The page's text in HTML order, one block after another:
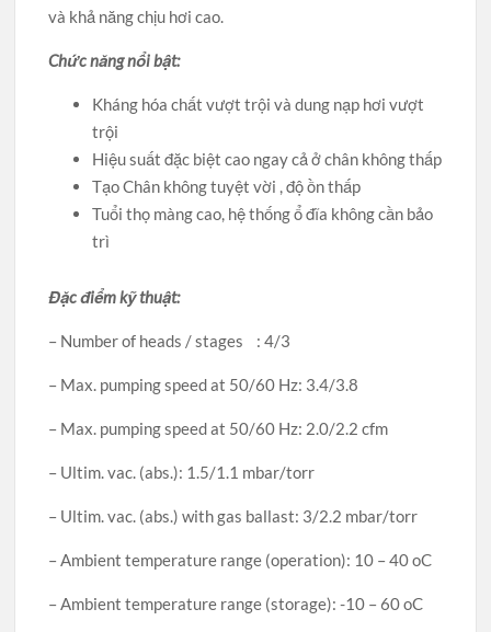
và khả năng chịu hơi cao.
Chức năng nổi bật:
Kháng hóa chất vượt trội và dung nạp hơi vượt
trội
Hiệu suất đặc biệt cao ngay cả ở chân không thấp
Tạo Chân không tuyệt vời , độ ồn thấp
Tuổi thọ màng cao, hệ thống ổ đĩa không cần bảo
trì
Đặc điểm kỹ thuật:
– Number of heads / stages : 4/3
– Max. pumping speed at 50/60 Hz: 3.4/3.8
– Max. pumping speed at 50/60 Hz: 2.0/2.2 cfm
– Ultim. vac. (abs.): 1.5/1.1 mbar/torr
– Ultim. vac. (abs.) with gas ballast: 3/2.2 mbar/torr
– Ambient temperature range (operation): 10 – 40 oC
– Ambient temperature range (storage): -10 – 60 oC